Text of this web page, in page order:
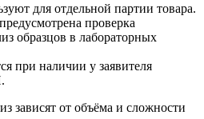
для отдельной партии товара.
проверка
образцов в лабораторных
при наличии у заявителя
зависят от объёма и сложности